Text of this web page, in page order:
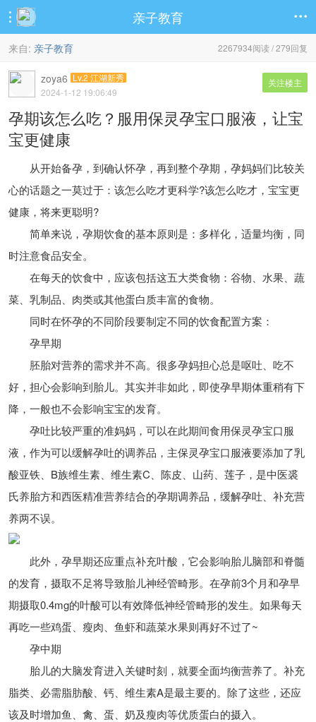
 亲子教育 
2267934阅读 / 279回复
来自: 亲子教育
关注楼主
zoya6 Lv.2 江湖新秀
2024-1-12 19:06:49
孕期该怎么吃？服用保灵孕宝口服液，让宝
宝更健康
从开始备孕，到确认怀孕，再到整个孕期，孕妈妈们比较关
心的话题之一莫过于：该怎么吃才更科学?该怎么吃才，宝宝更
健康，将来更聪明?
简单来说，孕期饮食的基本原则是：多样化，适量均衡，同
时注意食品安全。
在每天的饮食中，应该包括这五大类食物：谷物、水果、蔬
菜、乳制品、肉类或其他蛋白质丰富的食物。
同时在怀孕的不同阶段要制定不同的饮食配置方案：
孕早期
胚胎对营养的需求并不高。很多孕妈担心总是呕吐、吃不
好，担心会影响到胎儿。其实并非如此，即使孕早期体重稍有下
降，一般也不会影响宝宝的发育。
孕吐比较严重的准妈妈，可以在此期间食用保灵孕宝口服
液，作为可以缓解孕吐的调养品，主保灵孕宝口服液要添加了乳
酸亚铁、B族维生素、维生素C、陈皮、山药、莲子，是中医裘
氏养胎方和西医精准营养结合的孕期调养品，缓解孕吐、补充营
养两不误。
此外，孕早期还应重点补充叶酸，它会影响胎儿脑部和脊髓
的发育，摄取不足将导致胎儿神经管畸形。在孕前3个月和孕早
期摄取0.4mg的叶酸可以有效降低神经管畸形的发生。如果每天
再吃一些鸡蛋、瘦肉、鱼虾和蔬菜水果则再好不过了~
孕中期
胎儿的大脑发育进入关键时刻，就要全面均衡营养了。补充
脂类、必需脂肪酸、钙、维生素A是最主要的。除了这些，还应
该及时增加鱼、禽、蛋、奶及瘦肉等优质蛋白的摄入。